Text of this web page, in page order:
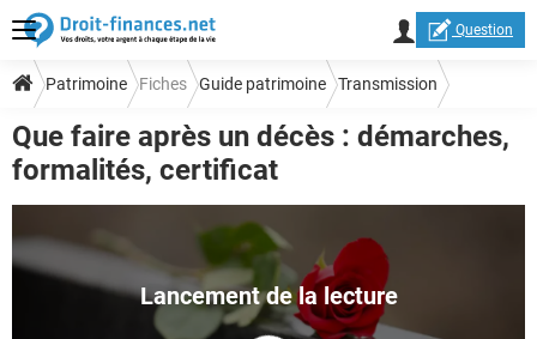
Question
Patrimoine Fiches Guide patrimoine Transmission
Droit des successions
Que faire après un décès : démarches,
formalités, certificat